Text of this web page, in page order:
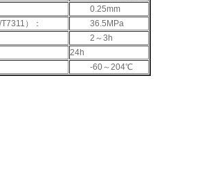
隙：
0.25mm
）：
36.5MPa
2～3h
24h
-60～204℃